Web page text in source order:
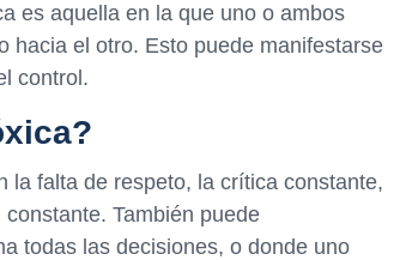
es aquella en la que uno o ambos
hacia el otro. Esto puede manifestarse
control.
la falta de respeto, la crítica constante,
También puede
todas las decisiones, o donde uno